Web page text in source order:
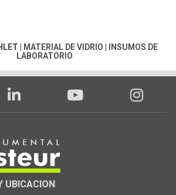
MATERIAL DE VIDRIO
INSUMOS DE
LABORATORIO
UBICACION